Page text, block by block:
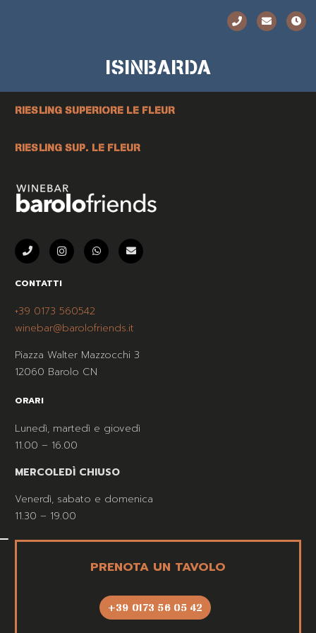
ISINBARDA
RIESLING SUPERIORE LE FLEUR
RIESLING SUP. LE FLEUR
CONTATTI
+39 0173 560542
winebar@barolofriends.it
Piazza Walter Mazzocchi 3
12060 Barolo CN
ORARI
Lunedì, martedì e giovedì
11.00 – 16.00
MERCOLEDÌ CHIUSO
Venerdì, sabato e domenica
11.30 – 19.00
PRENOTA UN TAVOLO
+39 0173 56 05 42